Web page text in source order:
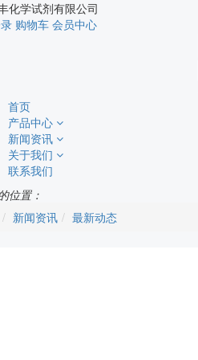
化学试剂有限公司
购物车 会员中心
首页
产品中心
新闻资讯
关于我们
联系我们
位置：
新闻资讯 最新动态